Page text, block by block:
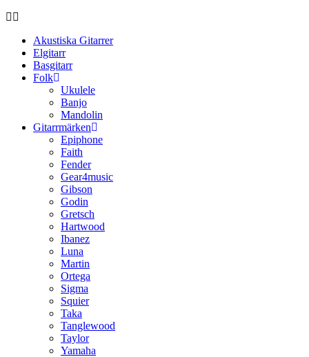
Akustiska Gitarrer
Elgitarr
Basgitarr
Folk
Ukulele
Banjo
Mandolin
Gitarrmärken
Epiphone
Faith
Fender
Gear4music
Gibson
Godin
Gretsch
Hartwood
Ibanez
Luna
Martin
Ortega
Sigma
Squier
Taka
Tanglewood
Taylor
Yamaha